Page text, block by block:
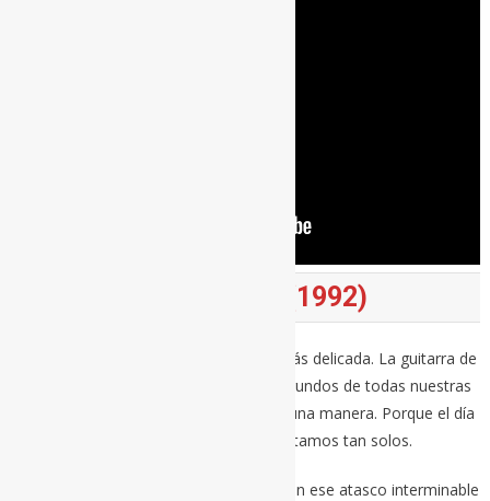
EVERYBODY HURTS (1992)
No es posible que exista una canción más delicada. La guitarra de
Peter Buck es el reloj que marca los segundos de todas nuestras
vidas. Su segundero nos aglutina de alguna manera. Porque el día
es largo y la noche, pues en la noche estamos tan solos.
Y qué videoclip más formidable, ¿no? Con ese atasco interminable